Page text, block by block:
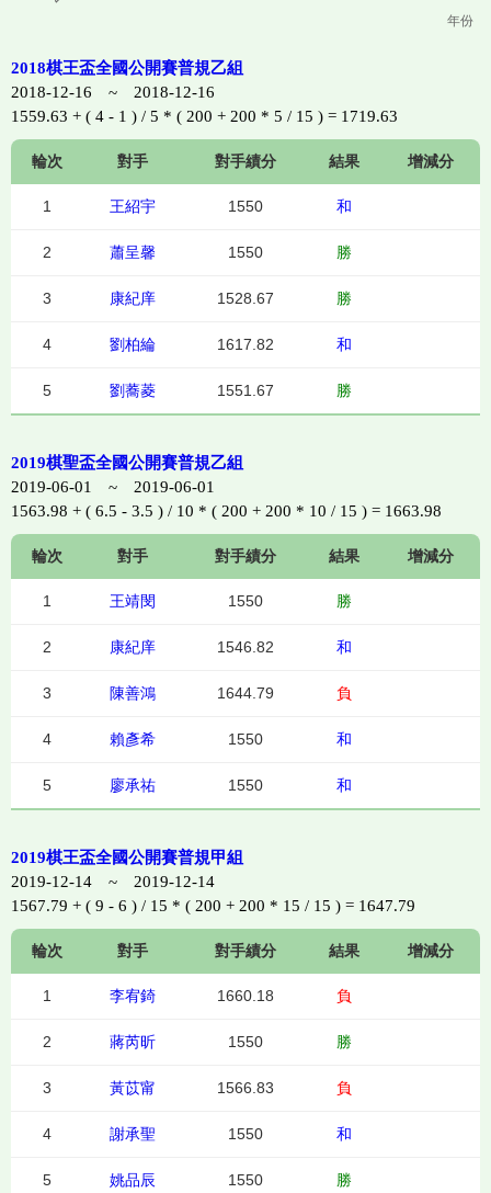
2018棋王盃全國公開賽普規乙組
2018-12-16 ~ 2018-12-16
1559.63 + ( 4 - 1 ) / 5 * ( 200 + 200 * 5 / 15 ) = 1719.63
輪次 對手 對手績分 結果 增減分
1 王紹宇 1550 和
2 蕭呈馨 1550 勝
3 康紀庠 1528.67 勝
4 劉柏綸 1617.82 和
5 劉蕎菱 1551.67 勝
2019棋聖盃全國公開賽普規乙組
2019-06-01 ~ 2019-06-01
1563.98 + ( 6.5 - 3.5 ) / 10 * ( 200 + 200 * 10 / 15 ) = 1663.98
輪次 對手 對手績分 結果 增減分
1 王靖閔 1550 勝
2 康紀庠 1546.82 和
3 陳善鴻 1644.79 負
4 賴彥希 1550 和
5 廖承祐 1550 和
2019棋王盃全國公開賽普規甲組
2019-12-14 ~ 2019-12-14
1567.79 + ( 9 - 6 ) / 15 * ( 200 + 200 * 15 / 15 ) = 1647.79
輪次 對手 對手績分 結果 增減分
1 李宥錡 1660.18 負
2 蔣芮昕 1550 勝
3 黃苡甯 1566.83 負
4 謝承聖 1550 和
5 姚品辰 1550 勝